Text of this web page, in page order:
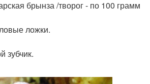
брынза /творог - по 100 грамм
ложки.
зубчик.